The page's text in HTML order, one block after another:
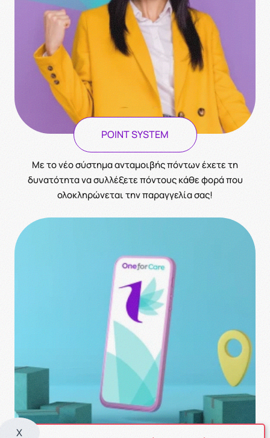
POINT SYSTEM
Με το νέο σύστημα ανταμοιβής πόντων έχετε τη
δυνατότητα να συλλέξετε πόντους κάθε φορά που
ολοκληρώνεται την παραγγελία σας!
X